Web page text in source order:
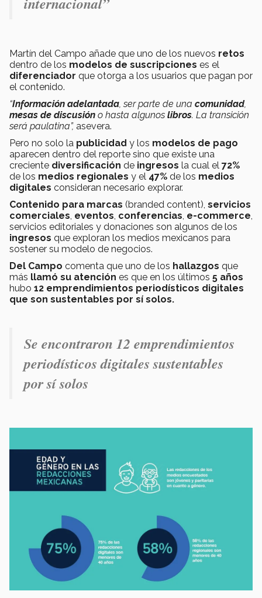
Martín del Campo añade que uno de los nuevos retos
dentro de los modelos de suscripciones es el
diferenciador que otorga a los usuarios que pagan por
el contenido.
“Información adelantada, ser parte de una comunidad,
mesas de discusión o hasta algunos libros. La transición
será paulatina”, asevera.
Pero no solo la publicidad y los modelos de pago
aparecen dentro del reporte sino que existe una
creciente diversificación de ingresos la cual el 72%
de los medios regionales y el 47% de los medios
digitales consideran necesario explorar.
Contenido para marcas (branded content), servicios
comerciales, eventos, conferencias, e-commerce,
servicios editoriales y donaciones son algunos de los
ingresos que exploran los medios mexicanos para
sostener su modelo de negocios.
Del Campo comenta que uno de los hallazgos que
más llamó su atención es que en los últimos 5 años
hubo 12 emprendimientos periodísticos digitales
que son sustentables por sí solos.
Se encontraron 12 emprendimientos
periodísticos digitales sustentables
por sí solos